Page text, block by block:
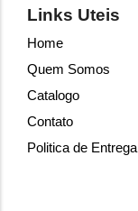
Links Uteis
Home
Quem Somos
Catalogo
Contato
Politica de Entrega